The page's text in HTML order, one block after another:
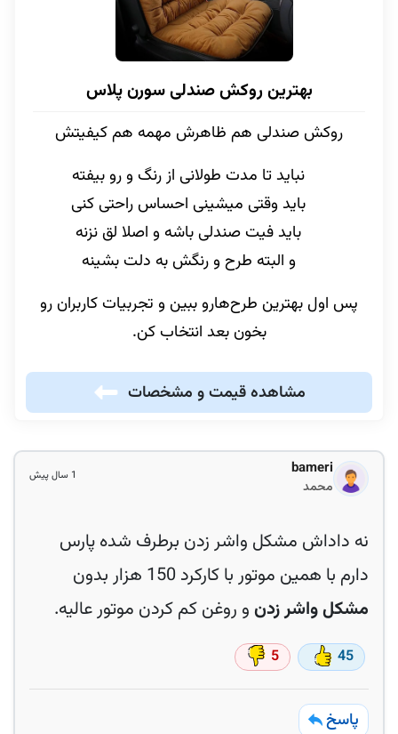
بهترین روکش صندلی سورن پلاس
روکش صندلی هم ظاهرش مهمه هم کیفیتش
نباید تا مدت طولانی از رنگ و رو بیفته
باید وقتی میشینی احساس راحتی کنی
باید فیت صندلی باشه و اصلا لق نزنه
و البته طرح و رنگش به دلت بشینه
پس اول بهترین طرح‌هارو ببین و تجربیات کاربران رو
بخون بعد انتخاب کن.
مشاهده قیمت و مشخصات
bameri
محمد
1 سال پیش
نه داداش مشکل واشر زدن برطرف شده پارس
دارم با همین موتور با کارکرد 150 هزار بدون
مشکل واشر زدنو روغن کم کردن موتور عالیه.
45
5
پاسخ